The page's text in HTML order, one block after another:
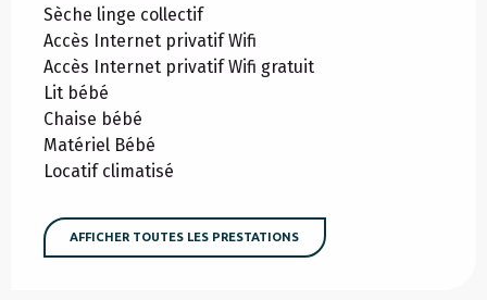
Sèche linge collectif
Accès Internet privatif Wifi
Accès Internet privatif Wifi gratuit
Lit bébé
Chaise bébé
Matériel Bébé
Locatif climatisé
AFFICHER TOUTES LES PRESTATIONS